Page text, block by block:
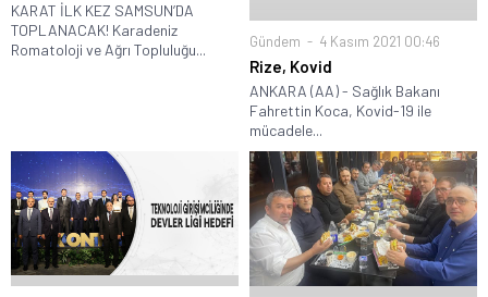
KARAT İLK KEZ SAMSUN’DA
TOPLANACAK! Karadeniz
Romatoloji ve Ağrı Topluluğu...
Gündem 4 Kasım 2021 00:46
Rize, Kovid
ANKARA (AA) - Sağlık Bakanı
Fahrettin Koca, Kovid-19 ile
mücadele...